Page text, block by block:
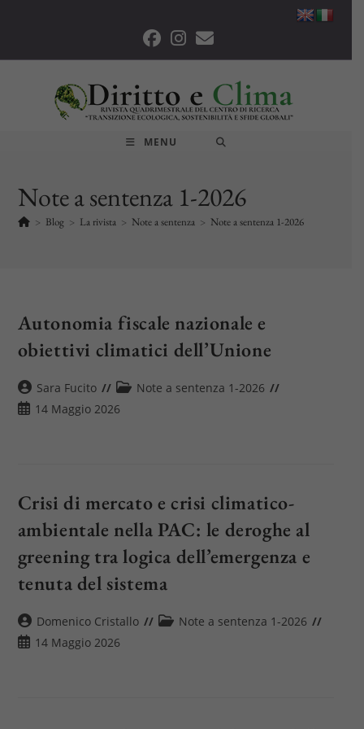
MENU
Note a sentenza 1-2026
> Blog > La rivista > Note a sentenza > Note a sentenza 1-2026
Autonomia fiscale nazionale e
obiettivi climatici dell’Unione
Autore
dell'articolo:
Sara Fucito
Categoria
dell'articolo:
Note a sentenza 1-2026
Articolo
14 Maggio 2026
Crisi di mercato e crisi climatico-
ambientale nella PAC: le deroghe al
greening tra logica dell’emergenza e
tenuta del sistema
Autore
dell'articolo:
Domenico Cristallo
Categoria
Note a sentenza 1-2026
Articolo
14 Maggio 2026